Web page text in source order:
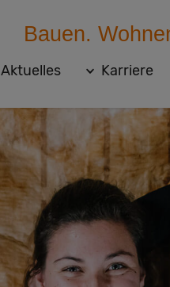
Bauen.
Aktuelles Karriere